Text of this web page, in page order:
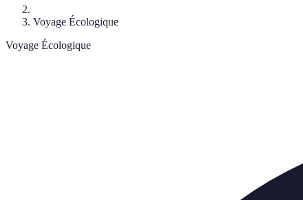
Voyage Écologique
Voyage Écologique